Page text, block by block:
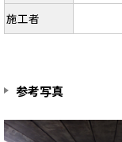
施工者
参考写真